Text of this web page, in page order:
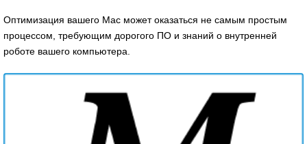
Оптимизация вашего Mac может оказаться не самым простым
процессом, требующим дорогого ПО и знаний о внутренней
роботе вашего компьютера.